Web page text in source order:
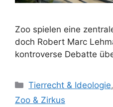
Zoo spielen eine
doch Robert Marc
kontroverse Debatte
K
Tierrecht & Ideologie
Zoo & Zirkus